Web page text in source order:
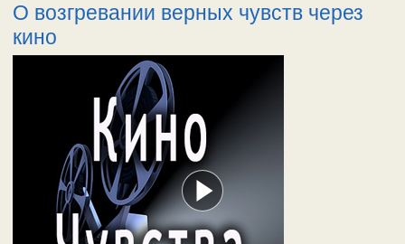
О возгревании верных чувств через
кино